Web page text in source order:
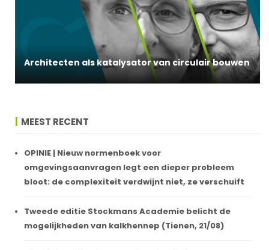
Architecten als katalysator van circulair bouwen
MEEST RECENT
OPINIE | Nieuw normenboek voor
omgevingsaanvragen legt een dieper probleem
bloot: de complexiteit verdwijnt niet, ze verschuift
Tweede editie Stockmans Academie belicht de
mogelijkheden van kalkhennep (Tienen, 21/08)